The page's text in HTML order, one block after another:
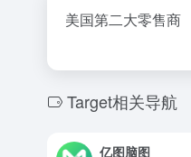
美国第二大零售商
Target相关导航
亿图脑图